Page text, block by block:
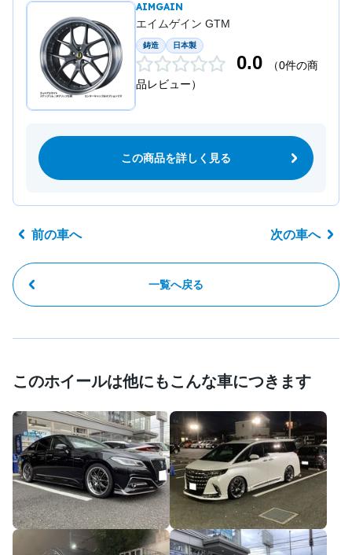
AIMGAIN
エイムゲイン GTM
鋳造 日本製
0.0
（0件の商
品レビュー）
この商品を詳しく見る
前の車へ
一覧へ戻る
次の車へ
このホイールは他にもこんな車につきます